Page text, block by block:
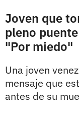
Joven que
pleno
"Por miedo"
Una joven
mensaje que
antes de su